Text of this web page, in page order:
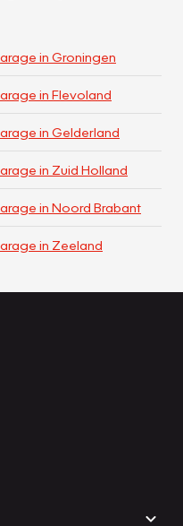
in Groningen
in Flevoland
in Gelderland
in Zuid Holland
in Noord Brabant
in Zeeland